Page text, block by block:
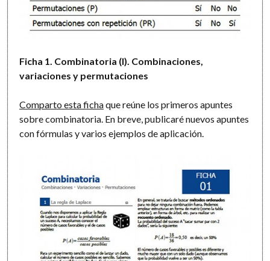
Ficha 1. Combinatoria (I). Combinaciones,
variaciones y permutaciones
Comparto esta fichaque reúne los primeros apuntes
sobre combinatoria. En breve, publicaré nuevos apuntes
con fórmulas y varios ejemplos de aplicación.